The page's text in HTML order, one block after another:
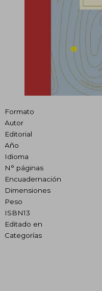
Formato
Autor
Editorial
Año
Idioma
N° páginas
Encuadernación
Dimensiones
Peso
ISBN13
Editado en
Categorías